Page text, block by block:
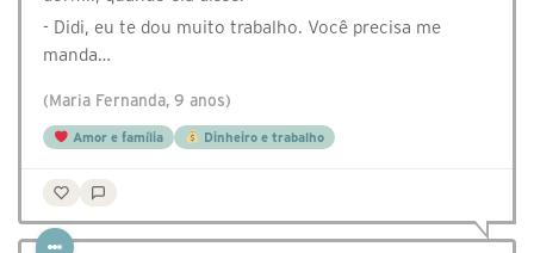
- Didi, eu te dou muito trabalho. Você precisa me
manda…
(Maria Fernanda, 9 anos)
Amor e família Dinheiro e trabalho